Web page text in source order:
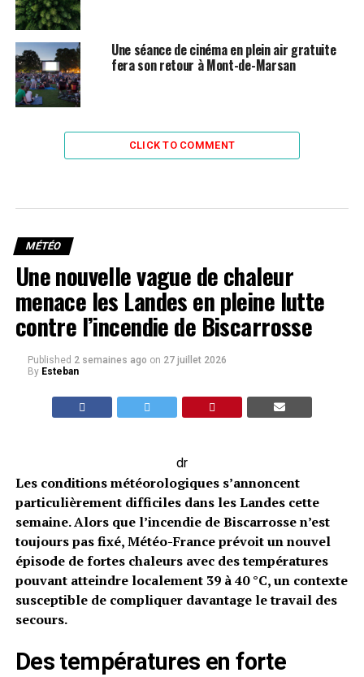
Une séance de cinéma en plein air gratuite
fera son retour à Mont-de-Marsan
CLICK TO COMMENT
MÉTÉO
Une nouvelle vague de chaleur
menace les Landes en pleine lutte
contre l’incendie de Biscarrosse
Published 2 semaines ago on 27 juillet 2026
By Esteban
dr
Les conditions météorologiques s’annoncent
particulièrement difficiles dans les Landes cette
semaine. Alors que l’incendie de Biscarrosse n’est
toujours pas fixé, Météo-France prévoit un nouvel
épisode de fortes chaleurs avec des températures
pouvant atteindre localement 39 à 40 °C, un contexte
susceptible de compliquer davantage le travail des
secours.
Des températures en forte